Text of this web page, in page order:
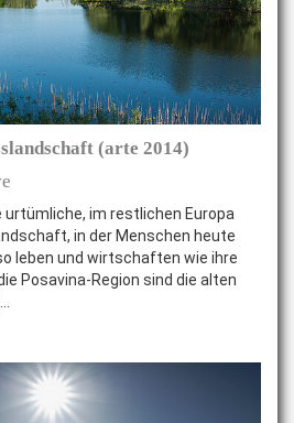
(arte 2014)
urtümliche, im restlichen Europa
in der Menschen heute
leben und wirtschaften wie ihre
Posavina-Region sind die alten